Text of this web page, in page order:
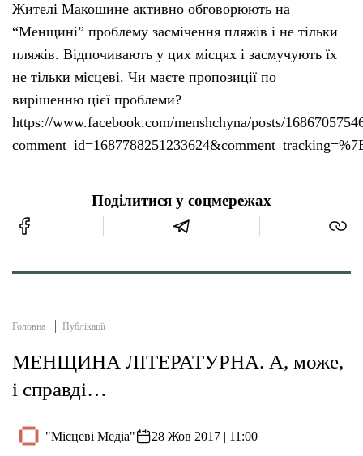
Жителі Макошине активно обговорюють на
“Менщині” проблему засмічення пляжів і не тільки
пляжів. Відпочивають у цих місцях і засмучують їх
не тільки місцеві. Чи маєте пропозиції по
вирішенню цієї проблеми?
https://www.facebook.com/menshchyna/posts/
Поділитися у соцмережах
Головна Публікації
МЕНЩИНА ЛІТЕРАТУРНА. А, може,
і справді…
"Місцеві Медіа" 28 Жов 2017 | 11:00